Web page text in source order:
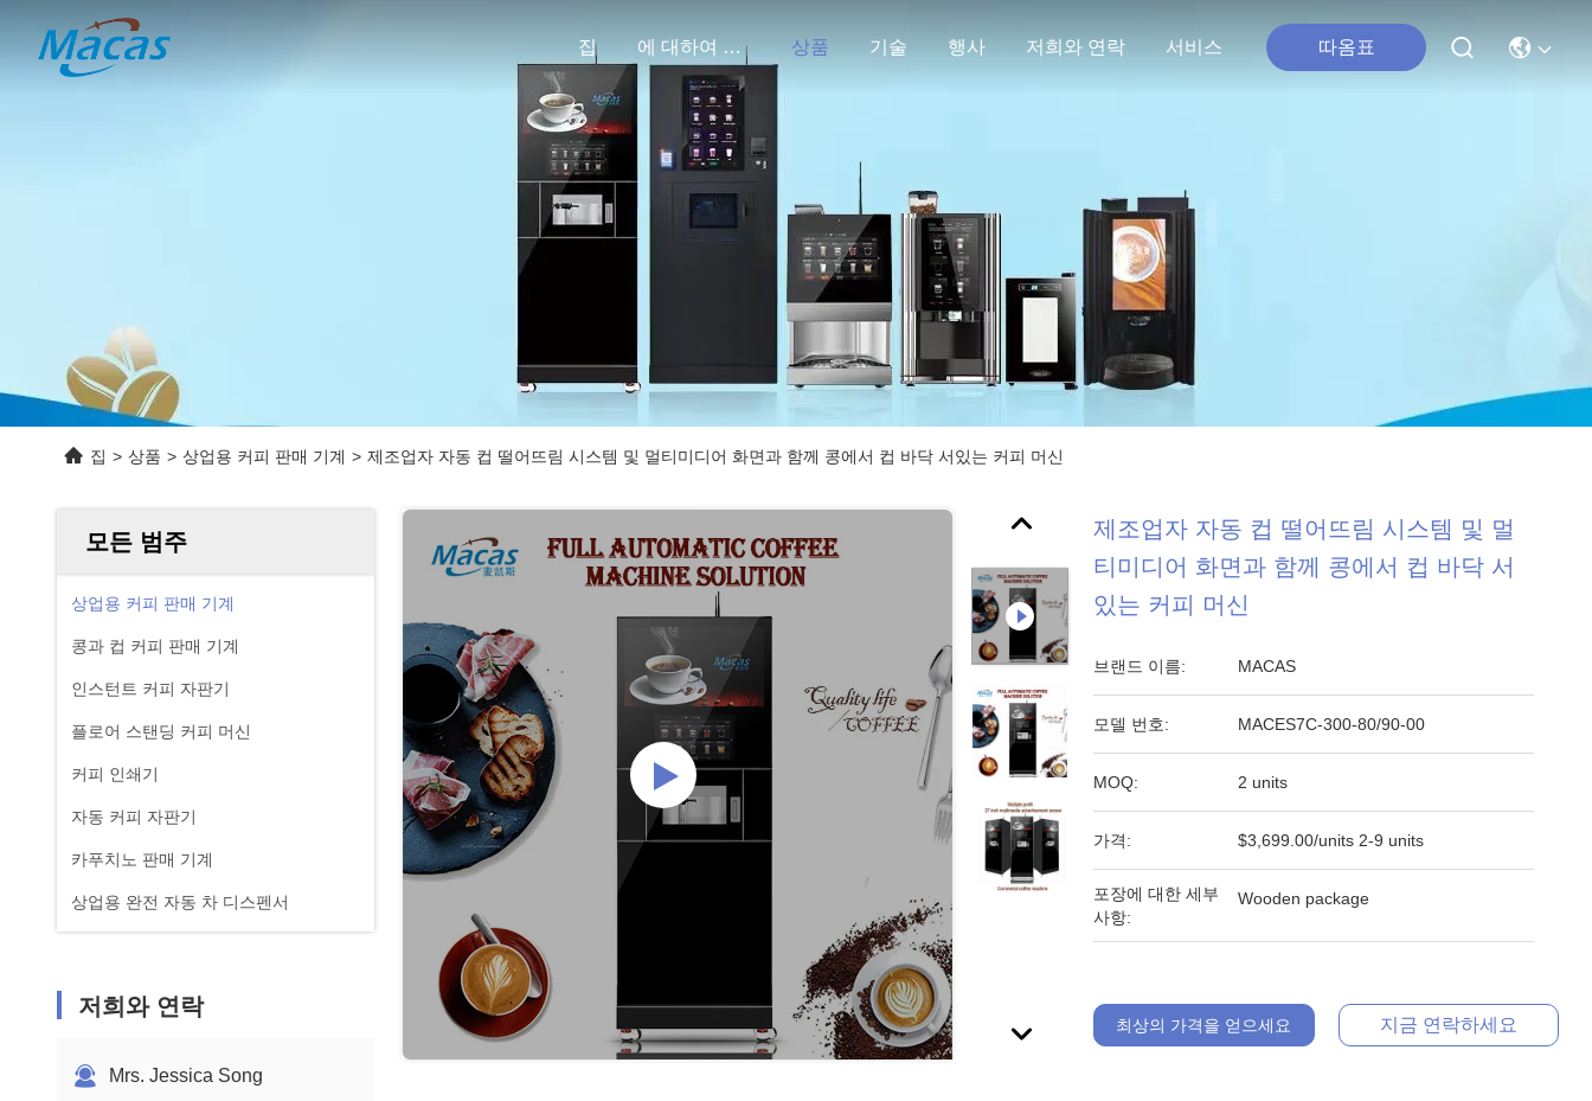
집 에 대하여 미국 상품 기술 행사 저희와 연락 서비스 따옴표
집 > 상품 > 상업용 커피 판매 기계 > 제조업자 자동 컵 떨어뜨림 시스템 및 멀티미디어 화면과 함께 콩에서 컵 바닥 서있는 커피 머신
모든 범주
상업용 커피 판매 기계
콩과 컵 커피 판매 기계
인스턴트 커피 자판기
플로어 스탠딩 커피 머신
커피 인쇄기
자동 커피 자판기
카푸치노 판매 기계
상업용 완전 자동 차 디스펜서
저희와 연락
Mrs. Jessica Song
제조업자 자동 컵 떨어뜨림 시스템 및 멀
티미디어 화면과 함께 콩에서 컵 바닥 서
있는 커피 머신
브랜드 이름: MACAS
모델 번호: MACES7C-300-80/90-00
MOQ: 2 units
가격: $3,699.00/units 2-9 units
포장에 대한 세부
사항:
Wooden package
최상의 가격을 얻으세요 지금 연락하세요